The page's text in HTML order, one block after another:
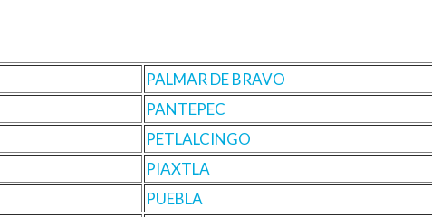
PALMAR DE BRAVO
PANTEPEC
PETLALCINGO
PIAXTLA
PUEBLA